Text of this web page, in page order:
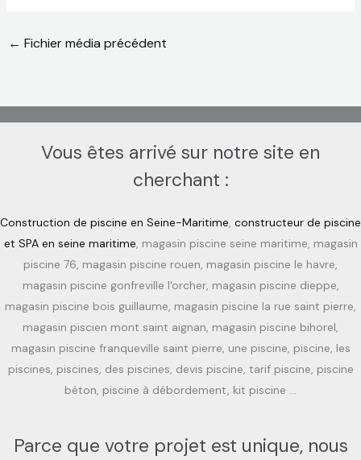
← Fichier média précédent
Vous êtes arrivé sur notre site en
cherchant :
Construction de piscine en Seine-Maritime, constructeur de piscine
et SPA en seine maritime, magasin piscine seine maritime, magasin
piscine 76, magasin piscine rouen, magasin piscine le havre,
magasin piscine gonfreville l'orcher, magasin piscine dieppe,
magasin piscine bois guillaume, magasin piscine la rue saint pierre,
magasin piscien mont saint aignan, magasin piscine bihorel,
magasin piscine franqueville saint pierre, une piscine, piscine, les
piscines, piscines, des piscines, devis piscine, tarif piscine, piscine
béton, piscine à débordement, kit piscine …
Parce que votre projet est unique, nous